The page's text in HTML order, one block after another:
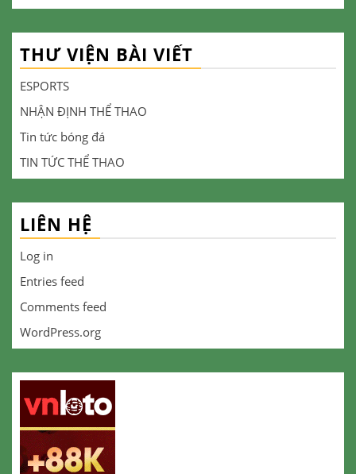
THƯ VIỆN BÀI VIẾT
ESPORTS
NHẬN ĐỊNH THỂ THAO
Tin tức bóng đá
TIN TỨC THỂ THAO
LIÊN HỆ
Log in
Entries feed
Comments feed
WordPress.org